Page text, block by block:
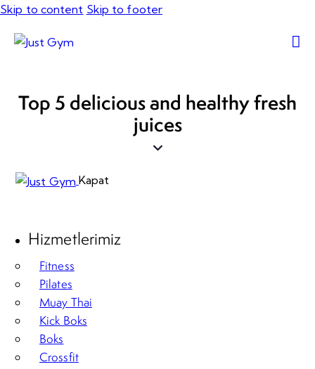
Skip to content Skip to footer
Top 5 delicious and healthy fresh
juices
Kapat
Hizmetlerimiz
Fitness
Pilates
Muay Thai
Kick Boks
Boks
Crossfit